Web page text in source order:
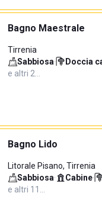
Bagno Maestrale
Tirrenia
Sabbiosa· Doccia
e altri 2…
Bagno Lido
Litorale Pisano, Tirrenia
Sabbiosa· Cabine·
e altri 11…